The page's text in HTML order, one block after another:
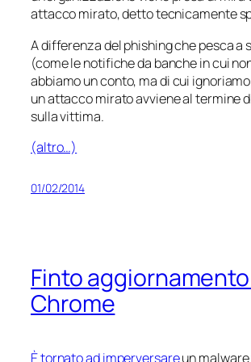
attacco mirato, detto tecnicamente
A differenza delphishingche pesca a
(come le notifiche da banche in cui
abbiamo un conto, ma di cui
un attacco mirato avviene al termine
sulla vittima.
(altro…)
01/02/2014
Finto
Chrome
È tornato ad imperversareun